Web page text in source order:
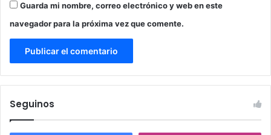
Guarda mi nombre, correo electrónico y web en este
navegador para la próxima vez que comente.
Seguinos